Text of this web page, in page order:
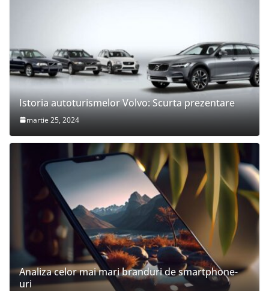
Istoria autoturismelor Volvo: Scurta prezentare
martie 25, 2024
Analiza celor mai mari branduri de smartphone-
uri